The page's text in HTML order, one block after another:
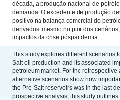
década, a produção nacional de
demanda. O excedente de produção
positivo na balança comercial do
derivados, mesmo no pior dos
impactos da crise póspandemia.
This study explores different scenarios
Salt oil production and its associated
petroleum market. For the retrospective
alternative scenarios show how
the Pre-Salt reservoirs was in the last
prospective analysis, this study